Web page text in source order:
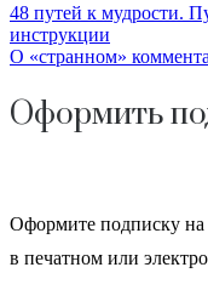
48 путей к мудрости.
инструкции
О «странном»
Оформить
Оформите подписку
в печатном или